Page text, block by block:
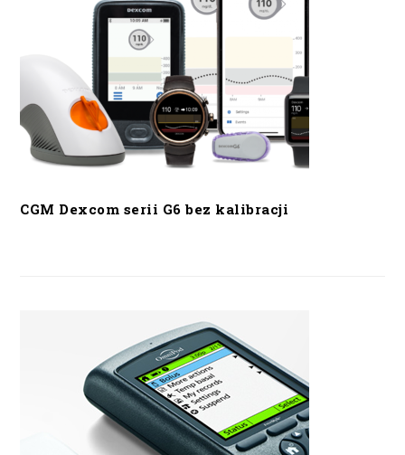
CGM Dexcom serii G6 bez kalibracji